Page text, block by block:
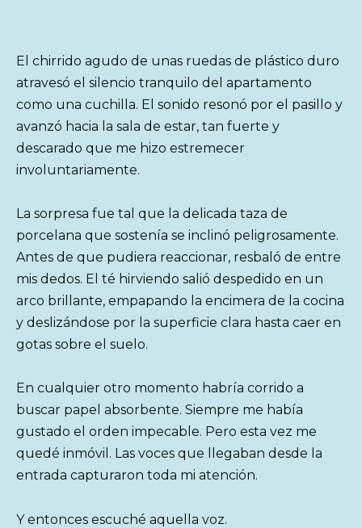
El chirrido agudo de unas ruedas de plástico duro
atravesó el silencio tranquilo del apartamento
como una cuchilla. El sonido resonó por el pasillo y
avanzó hacia la sala de estar, tan fuerte y
descarado que me hizo estremecer
involuntariamente.
La sorpresa fue tal que la delicada taza de
porcelana que sostenía se inclinó peligrosamente.
Antes de que pudiera reaccionar, resbaló de entre
mis dedos. El té hirviendo salió despedido en un
arco brillante, empapando la encimera de la cocina
y deslizándose por la superficie clara hasta caer en
gotas sobre el suelo.
En cualquier otro momento habría corrido a
buscar papel absorbente. Siempre me había
gustado el orden impecable. Pero esta vez me
quedé inmóvil. Las voces que llegaban desde la
entrada capturaron toda mi atención.
Y entonces escuché aquella voz.